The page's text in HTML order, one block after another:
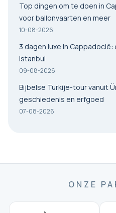
Top dingen om te doen in
voor ballonvaarten en meer
10-08-2026
3 dagen luxe in
Istanbul
09-08-2026
Bijbelse Turkije-tour vanuit
geschiedenis en erfgoed
07-08-2026
ONZE